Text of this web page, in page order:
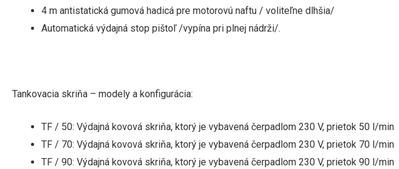
4 m antistatická gumová hadicá pre motorovú naftu / voliteľne dlhšia/
Automatická výdajná stop pištoľ /vypína pri plnej nádrži/.
Tankovacia skriňa – modely a konfigurácia:
TF / 50: Výdajná kovová skriňa, ktorý je vybavená čerpadlom 230 V, prietok 50 l/min
TF / 70: Výdajná kovová skriňa, ktorý je vybavená čerpadlom 230 V, prietok 70 l/min
TF / 90: Výdajná kovová skriňa, ktorý je vybavená čerpadlom 230 V, prietok 90 l/min